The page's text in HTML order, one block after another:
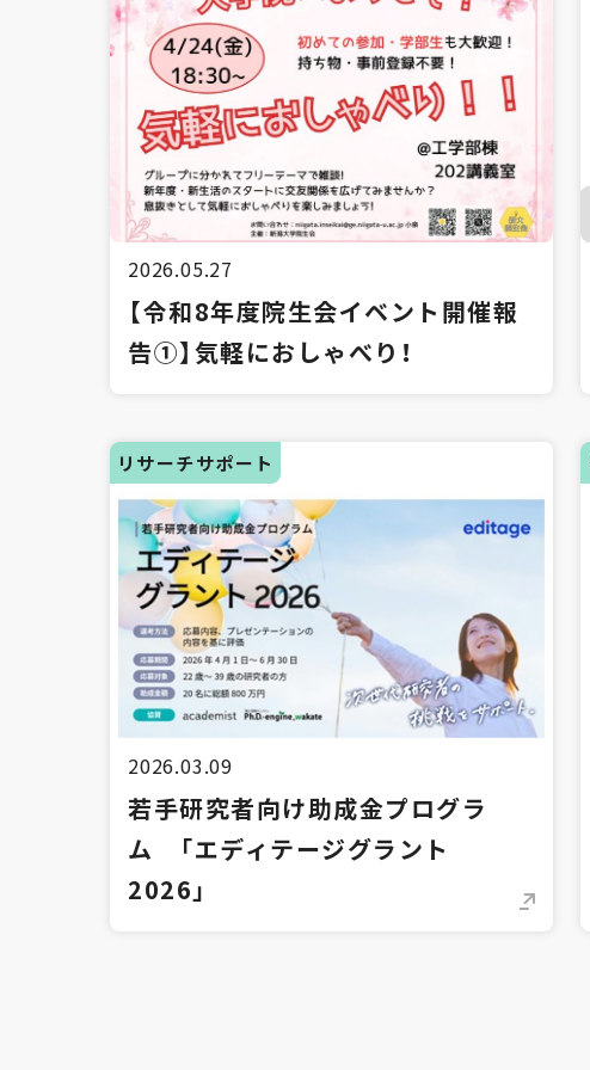
2026.05.27
【令和8年度院生会イベント開催報
告①】気軽におしゃべり！
リサーチサポート
2026.03.09
若手研究者向け助成金プログラ
ム 「エディテージグラント
2026」